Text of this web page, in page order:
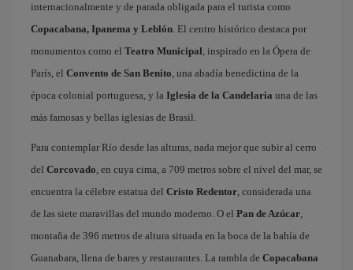
internacionalmente y de parada obligada para el turista como
Copacabana, Ipanema y Leblón. El centro histórico destaca por
monumentos como el Teatro Municipal, inspirado en la Ópera de
París, el Convento de San Benito, una abadía benedictina de la
época colonial portuguesa, y la Iglesia de la Candelaria una de las
más famosas y bellas iglesias de Brasil.
Para contemplar Río desde las alturas, nada mejor que subir al cerro
del Corcovado, en cuya cima, a 709 metros sobre el nivel del mar, se
encuentra la célebre estatua del Cristo Redentor, considerada una
de las siete maravillas del mundo moderno. O el Pan de Azúcar,
montaña de 396 metros de altura situada en la boca de la bahía de
Guanabara, llena de bares y restaurantes. La rambla de Copacabana